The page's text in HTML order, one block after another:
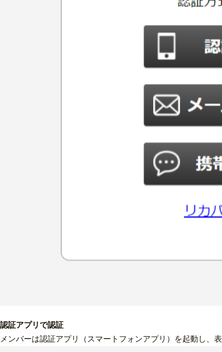
認証アプリで認証
メンバーは認証アプリ（スマートフォンアプリ）を起動し、